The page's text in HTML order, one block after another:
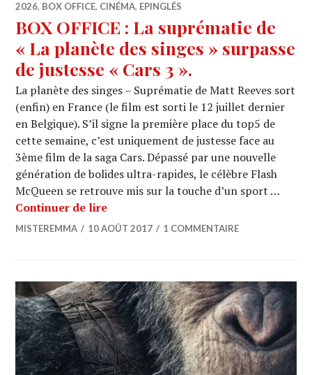
2026, BOX OFFICE, CINÉMA, EPINGLÉS
BOX OFFICE : La suprématie de
« La planète des singes » surpasse
de justesse « Cars 3 ».
La planète des singes – Suprématie de Matt Reeves sort
(enfin) en France (le film est sorti le 12 juillet dernier
en Belgique). S’il signe la première place du top5 de
cette semaine, c’est uniquement de justesse face au
3ème film de la saga Cars. Dépassé par une nouvelle
génération de bolides ultra-rapides, le célèbre Flash
McQueen se retrouve mis sur la touche d’un sport …
Continuer de lireBOX OFFICE : La suprématie de « La
MISTEREMMA 10 AOÛT 2017 1 COMMENTAIRE